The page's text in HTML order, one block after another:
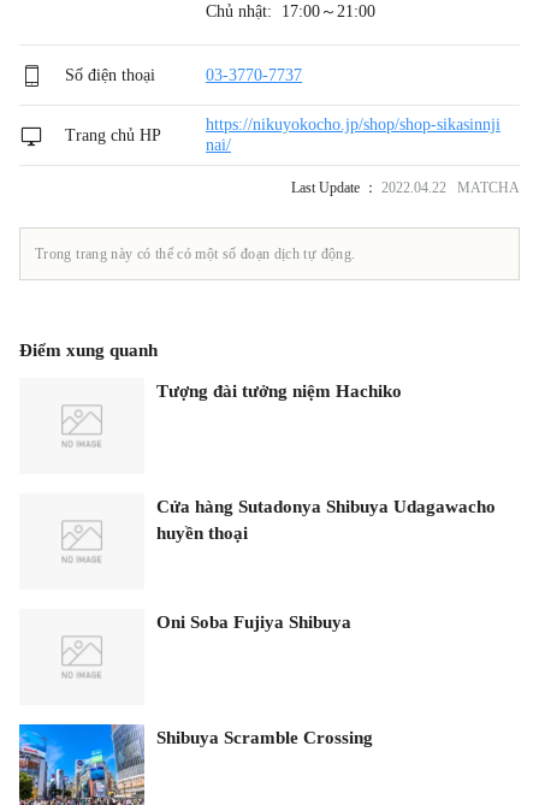
Chủ nhật: 17:00～21:00
Số điện thoại 03-3770-7737
Trang chủ HP
https://nikuyokocho.jp/shop/shop-sikasinnji
nai/
Last Update ： 2022.04.22 MATCHA
Trong trang này có thể có một số đoạn dịch tự động.
Điểm xung quanh
Tượng đài tưởng niệm Hachiko
Cửa hàng Sutadonya Shibuya Udagawacho
huyền thoại
Oni Soba Fujiya Shibuya
Shibuya Scramble Crossing